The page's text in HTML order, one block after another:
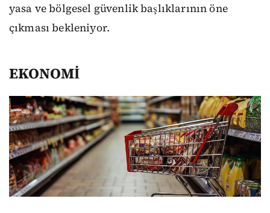
yasa ve bölgesel güvenlik başlıklarının öne
çıkması bekleniyor.
EKONOMİ